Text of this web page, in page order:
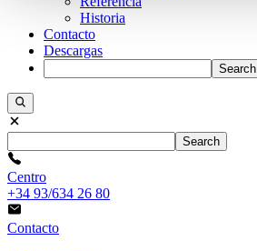
Historia
Contacto
Descargas
Search
Search
Centro
+34 93/634 26 80
Contacto